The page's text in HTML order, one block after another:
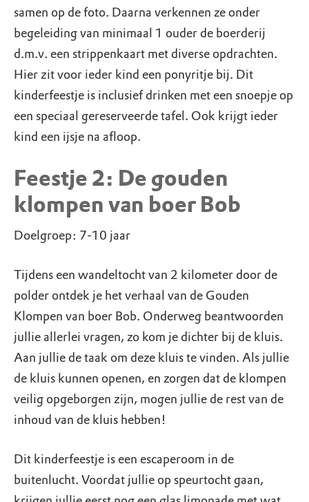
samen op de foto. Daarna verkennen ze onder
begeleiding van minimaal 1 ouder de boerderij
d.m.v. een strippenkaart met diverse opdrachten.
Hier zit voor ieder kind een ponyritje bij. Dit
kinderfeestje is inclusief drinken met een snoepje op
een speciaal gereserveerde tafel. Ook krijgt ieder
kind een ijsje na afloop.
Feestje 2: De gouden
klompen van boer Bob
Doelgroep: 7-10 jaar
Tijdens een wandeltocht van 2 kilometer door de
polder ontdek je het verhaal van de Gouden
Klompen van boer Bob. Onderweg beantwoorden
jullie allerlei vragen, zo kom je dichter bij de kluis.
Aan jullie de taak om deze kluis te vinden. Als jullie
de kluis kunnen openen, en zorgen dat de klompen
veilig opgeborgen zijn, mogen jullie de rest van de
inhoud van de kluis hebben!
Dit kinderfeestje is een escaperoom in de
buitenlucht. Voordat jullie op speurtocht gaan,